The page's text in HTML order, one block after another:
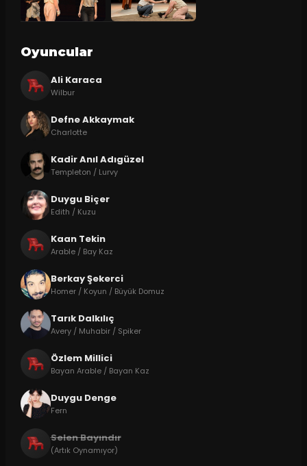
Oyuncular
Ali Karaca
Wilbur
Defne Akkaymak
Charlotte
Kadir Anıl Adıgüzel
Templeton / Lurvy
Duygu Biçer
Edith / Kuzu
Kaan Tekin
Arable / Bay Kaz
Berkay Şekerci
Homer / Koyun / Büyük Domuz
Tarık Dalkılıç
Avery / Muhabir / Spiker
Özlem Millici
Bayan Arable / Bayan Kaz
Duygu Denge
Fern
Selen Bayındır
(Artık Oynamıyor)